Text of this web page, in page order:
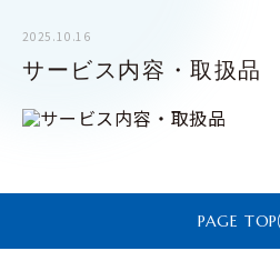
2025.10.16
サービス内容・取扱品
PAGE TOP